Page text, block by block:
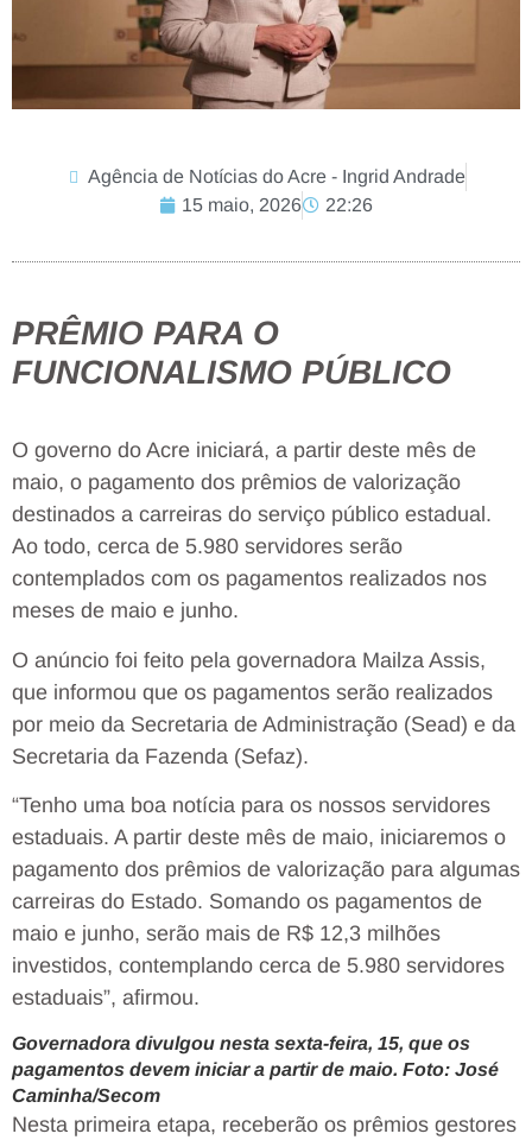
Agência de Notícias do Acre - Ingrid Andrade
15 maio, 2026
22:26
PRÊMIO PARA O
FUNCIONALISMO PÚBLICO
O governo do Acre iniciará, a partir deste mês de
maio, o pagamento dos prêmios de valorização
destinados a carreiras do serviço público estadual.
Ao todo, cerca de 5.980 servidores serão
contemplados com os pagamentos realizados nos
meses de maio e junho.
O anúncio foi feito pela governadora Mailza Assis,
que informou que os pagamentos serão realizados
por meio da Secretaria de Administração (Sead) e da
Secretaria da Fazenda (Sefaz).
“Tenho uma boa notícia para os nossos servidores
estaduais. A partir deste mês de maio, iniciaremos o
pagamento dos prêmios de valorização para algumas
carreiras do Estado. Somando os pagamentos de
maio e junho, serão mais de R$ 12,3 milhões
investidos, contemplando cerca de 5.980 servidores
estaduais”, afirmou.
Governadora divulgou nesta sexta-feira, 15, que os
pagamentos devem iniciar a partir de maio. Foto: José
Caminha/Secom
Nesta primeira etapa, receberão os prêmios gestores